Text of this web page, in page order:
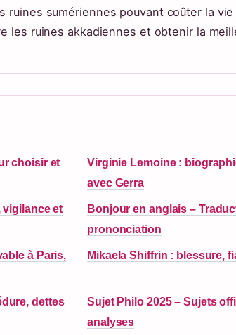
sumériennes pouvant coûter la
les ruines akkadiennes et obtenir la
choisir et
Virginie Lemoine :
avec Gerra
vigilance et
Bonjour en anglais –
prononciation
à Paris,
Mikaela Shiffrin : blessure,
dettes
Sujet Philo 2025 – Sujets
analyses